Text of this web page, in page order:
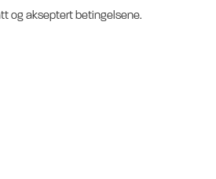
og akseptert betingelsene.